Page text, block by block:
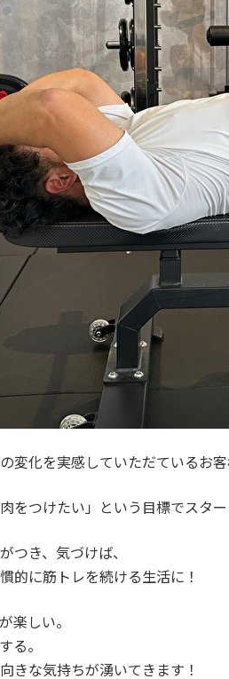
変化を実感していただているお客
をつけたい」という目標でスター
つき、気づけば、
的に筋トレを続ける生活に！
楽しい。
る。
きな気持ちが湧いてきます！